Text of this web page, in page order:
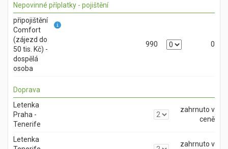
Nepovinné příplatky - pojištění
připojištění
Comfort
(zájezd do
50 tis. Kč) -
dospělá
osoba
990 0
Doprava
Letenka
Praha -
Tenerife
zahrnuto v
ceně
Letenka
zahrnuto v